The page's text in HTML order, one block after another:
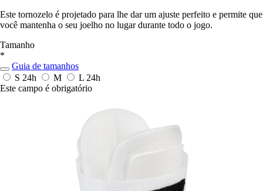
Este tornozelo é projetado para lhe dar um ajuste perfeito e permite que
você mantenha o seu joelho no lugar durante todo o jogo.
Tamanho
*
Guia de tamanhos
S 24h M L 24h
Este campo é obrigatório